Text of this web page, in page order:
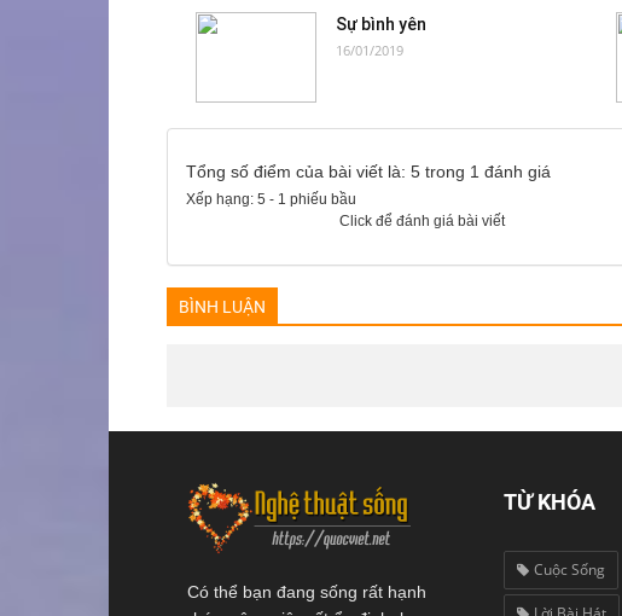
Sự bình yên
16/01/2019
Tổng số điểm của bài viết là: 5 trong 1 đánh giá
Xếp hạng: 5 - 1 phiếu bầu
Click để đánh giá bài viết
BÌNH LUẬN
Có thể bạn đang sống rất hạnh
TỪ KHÓA
Cuộc Sống